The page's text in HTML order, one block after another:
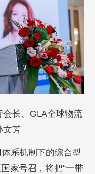
会长、GLA全球物流
文芳
系机制下的综合型
家号召，将把“一带